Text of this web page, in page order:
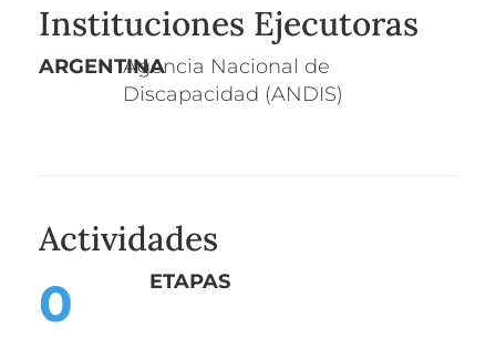
Instituciones Ejecutoras
ARGENTINAAgencia Nacional de
Discapacidad (ANDIS)
Actividades
0 ETAPAS